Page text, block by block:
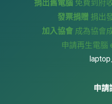
捐出舊電腦 免費到府
發票捐贈 捐出
加入協會 成為協會
申請再生電腦
申請